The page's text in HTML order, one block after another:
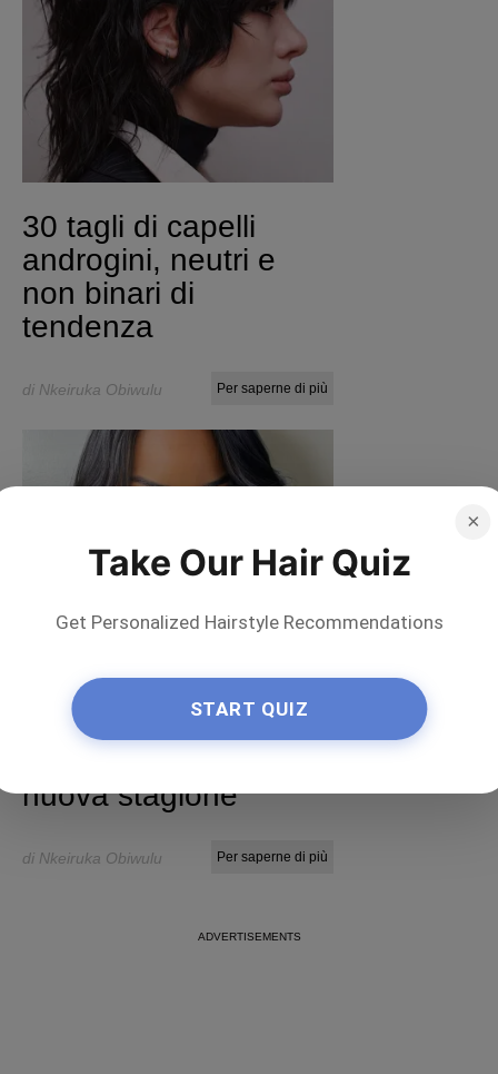
30 tagli di capelli
androgini, neutri e
non binari di
tendenza
di Nkeiruka Obiwulu Per saperne di più
30 acconciature
nuova stagione
di Nkeiruka Obiwulu Per saperne di più
×
Take Our Hair Quiz
Get Personalized Hairstyle Recommendations
START QUIZ